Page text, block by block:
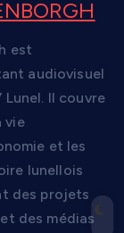
est
audiovisuel
Il couvre
vie
et les
lunellois
des projets
des médias